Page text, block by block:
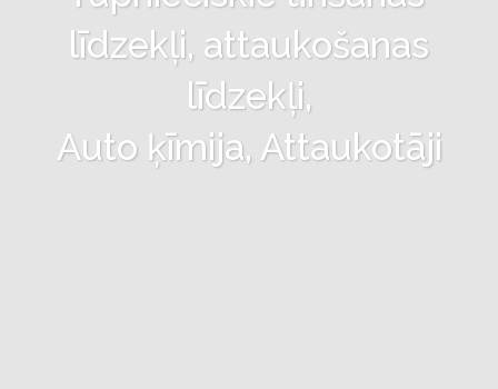
līdzekļi, attaukošanas
līdzekļi,
Auto ķīmija, Attaukotāji